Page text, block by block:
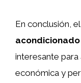
En conclusión,
interesante para
económica y